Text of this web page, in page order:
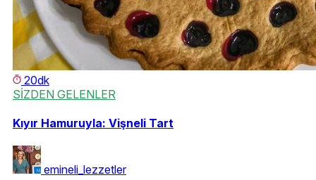
20dk
SİZDEN GELENLER
Kıyır Hamuruyla: Vişneli Tart
emineli_lezzetler